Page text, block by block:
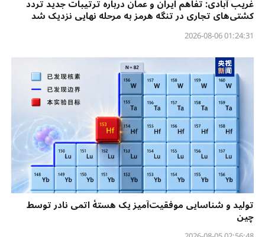
غریب آبادی: تفاهم ایران و عمان درباره ترتیبات جدید تردد
کشتی‌های تجاری در تنگه هرمز به مرحله نهایی نزدیک شد
01:24:31 2026-08-06
تولید و شناسایی موفقیت‌آمیز یک هستهٔ اتمی نادر توسط
چین